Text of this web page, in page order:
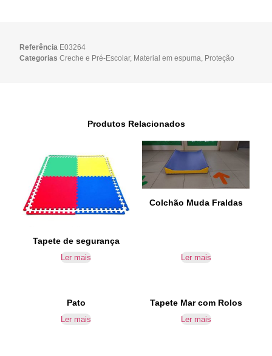
Referência E03264
Categorias Creche e Pré-Escolar, Material em espuma, Proteção
Produtos Relacionados
Tapete de segurança
Ler mais
Colchão Muda Fraldas
Ler mais
Pato
Ler mais
Tapete Mar com Rolos
Ler mais